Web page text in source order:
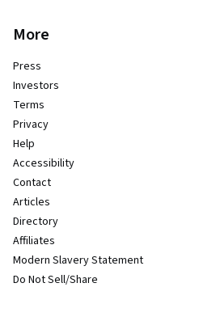
More
Press
Investors
Terms
Privacy
Help
Accessibility
Contact
Articles
Directory
Affiliates
Modern Slavery Statement
Do Not Sell/Share